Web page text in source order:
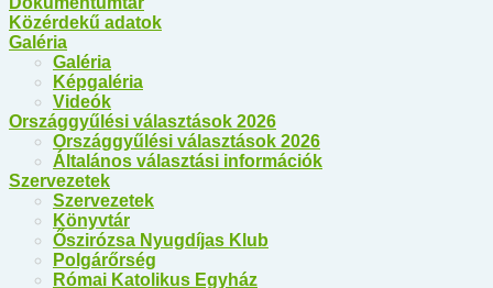
Közérdekű adatok
Galéria
Galéria
Képgaléria
Videók
Országgyűlési választások 2026
Országgyűlési választások 2026
Általános választási információk
Szervezetek
Szervezetek
Könyvtár
Őszirózsa Nyugdíjas Klub
Polgárőrség
Római Katolikus Egyház